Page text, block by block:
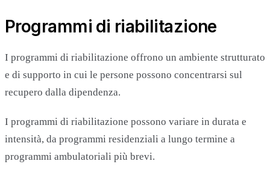
Programmi di riabilitazione
I programmi di riabilitazione offrono un ambiente strutturato
e di supporto in cui le persone possono concentrarsi sul
recupero dalla dipendenza.
I programmi di riabilitazione possono variare in durata e
intensità, da programmi residenziali a lungo termine a
programmi ambulatoriali più brevi.